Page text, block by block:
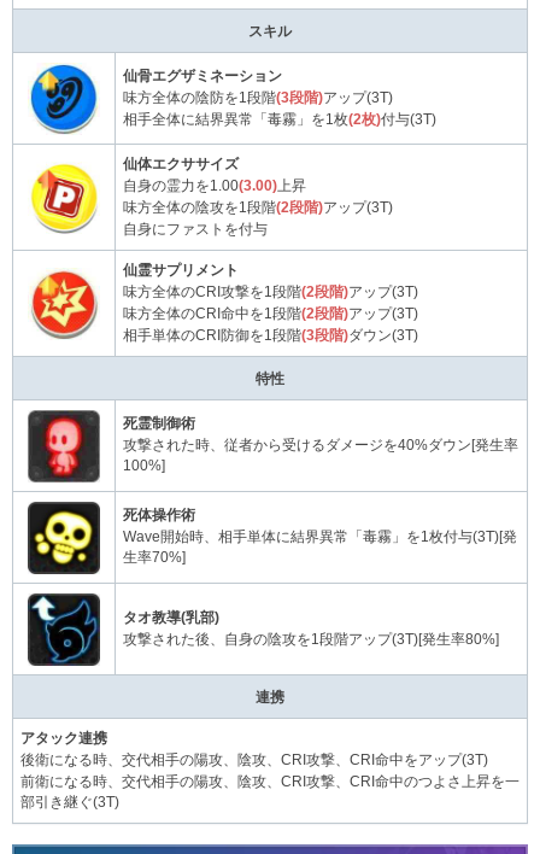
スキル
仙骨エグザミネーション
味方全体の陰防を1段階(3段階)アップ(3T)
相手全体に結界異常「毒霧」を1枚(2枚)付与(3T)
仙体エクササイズ
自身の霊力を1.00(3.00) 上昇
味方全体の陰攻を1段階(2段階)アップ(3T)
自身にファストを付与
仙霊サプリメント
味方全体のCRI攻撃を1段階(2段階)アップ(3T)
味方全体のCRI命中を1段階(2段階)アップ(3T)
相手単体のCRI防御を1段階(3段階)ダウン(3T)
特性
死霊制御術
攻撃された時、従者から受けるダメージを40%ダウン[発生率
100%]
死体操作術
Wave開始時、相手単体に結界異常「毒霧」を1枚付与(3T)[発
生率70%]
タオ教導(乳部)
攻撃された後、自身の陰攻を1段階アップ(3T)[発生率80%]
連携
アタック連携
後衛になる時、交代相手の陽攻、陰攻、CRI攻撃、CRI命中をアップ(3T)
前衛になる時、交代相手の陽攻、陰攻、CRI攻撃、CRI命中のつよさ上昇を一
部引き継ぐ(3T)